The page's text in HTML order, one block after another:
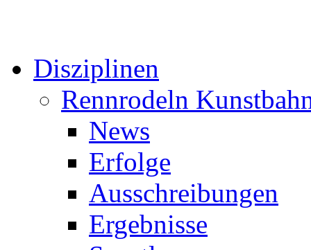
Disziplinen
Rennrodeln
News
Erfolge
Ausschreibungen
Ergebnisse